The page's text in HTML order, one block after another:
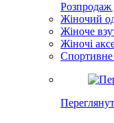
Розпродаж
Жіночий
Жіноче
Жіночі
Спортивне